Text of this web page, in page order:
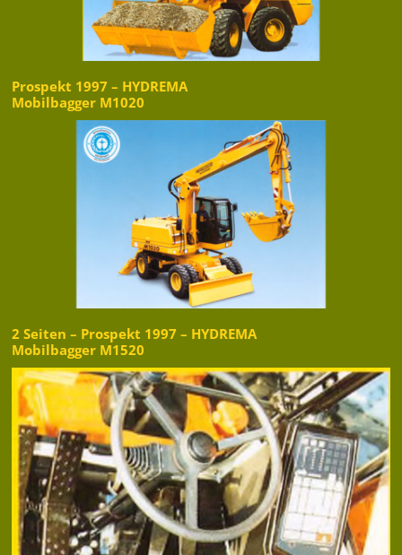
Prospekt 1997 – HYDREMA
Mobilbagger M1020
2 Seiten – Prospekt 1997 – HYDREMA
Mobilbagger M1520